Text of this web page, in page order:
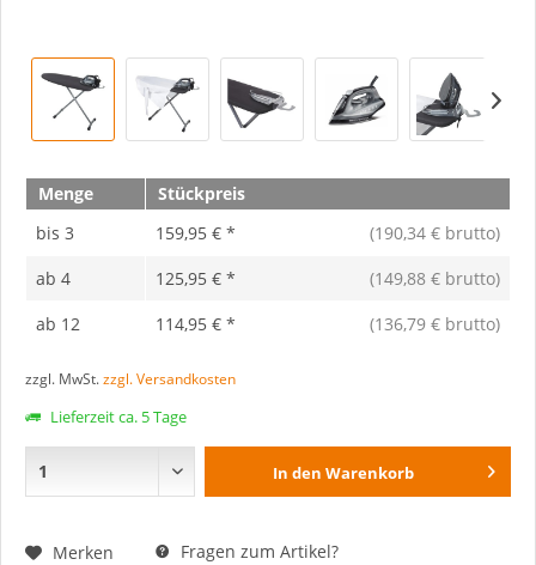
Menge
Stückpreis
bis 3 159,95 € *
(190,34 € brutto)
ab 4 125,95 € *
(149,88 € brutto)
ab 12 114,95 € * (136,79 € brutto)
zzgl. MwSt.zzgl. Versandkosten
Lieferzeit ca. 5 Tage
In den Warenkorb
Merken Fragen zum Artikel?